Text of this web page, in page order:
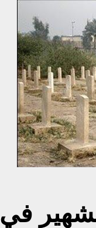
في